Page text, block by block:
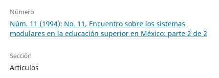
Número
Núm. 11 (1994): No. 11, Encuentro sobre los sistemas
modulares en la educación superior en México: parte 2 de 2
Sección
Artículos